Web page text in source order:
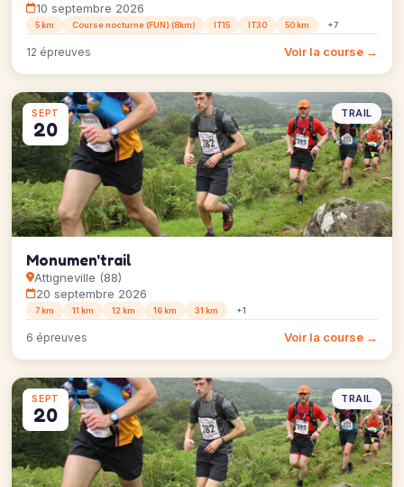
10 septembre 2026
5 km Course nocturne (FUN) (8km) IT15 IT30 50 km +7
12 épreuves Voir la course →
SEPT
20
TRAIL
Monumen'trail
Attigneville (88)
20 septembre 2026
7 km 11 km 12 km 16 km 31 km +1
6 épreuves Voir la course →
SEPT
20
TRAIL